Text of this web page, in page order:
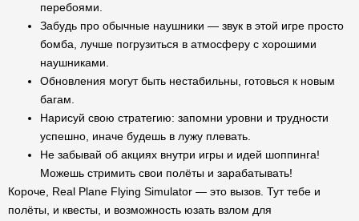
перебоями.
Забудь про обычные наушники — звук в этой игре просто
бомба, лучше погрузиться в атмосферу с хорошими
наушниками.
Обновления могут быть нестабильны, готовься к новым
багам.
Нарисуй свою стратегию: запомни уровни и трудности
успешно, иначе будешь в лужу плевать.
Не забывай об акциях внутри игры и идей шоппинга!
Можешь стримить свои полёты и зарабатывать!
Короче, Real Plane Flying Simulator — это вызов. Тут тебе и
полёты, и квесты, и возможность юзать взлом для